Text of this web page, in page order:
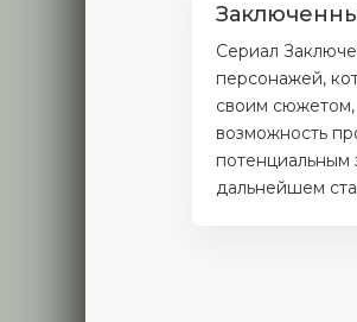
Сериал
персонажей,
своим сюжетом,
возможность
потенциальным
дальнейшем